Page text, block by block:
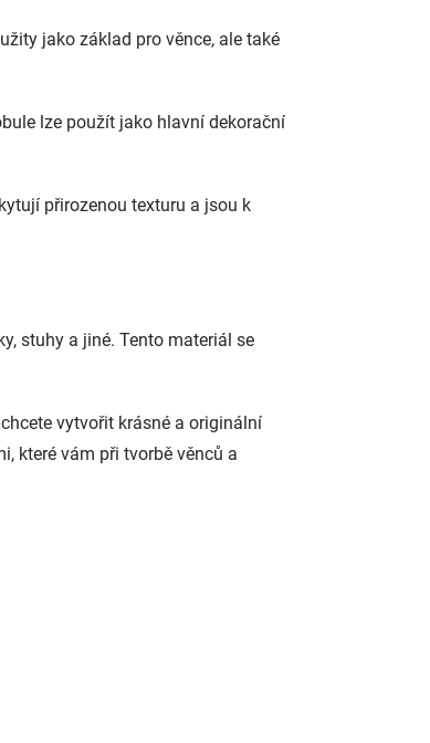
jako základ pro věnce, ale také
lze použít jako hlavní dekorační
přirozenou texturu a jsou k
stuhy a jiné. Tento materiál se
vytvořit krásné a originální
které vám při tvorbě věnců a